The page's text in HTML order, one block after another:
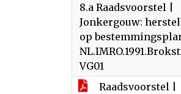
8.a Raadsvoorstel |
Jonkergouw:
op
VG01
Raadsvoorstel |